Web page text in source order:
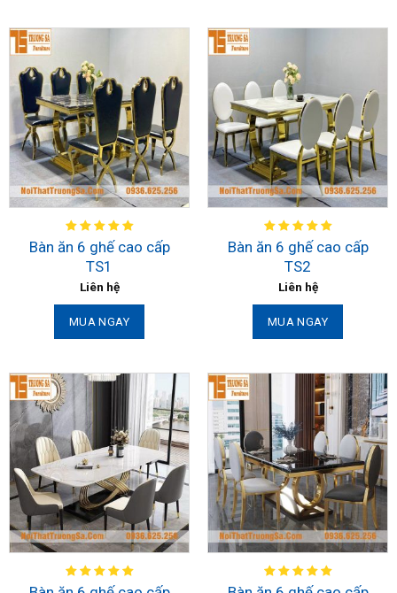
Bàn ăn 6 ghế cao cấp
TS1
Liên hệ
MUA NGAY
Bàn ăn 6 ghế cao cấp
TS2
Liên hệ
MUA NGAY